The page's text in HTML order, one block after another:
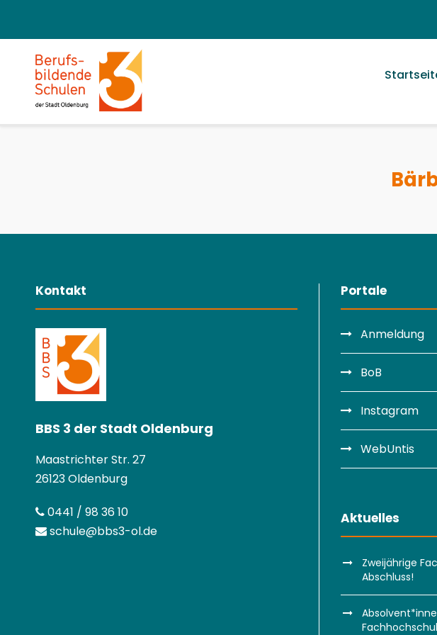
Kontakt
BBS 3 der Stadt Oldenburg
Maastrichter Str. 27
26123 Oldenburg
0441 / 98 36 10
schule@bbs3-ol.de
Portale
Anmeldung
BoB
Instagram
WebUntis
Aktuelles
Zweijährige
Abschluss!